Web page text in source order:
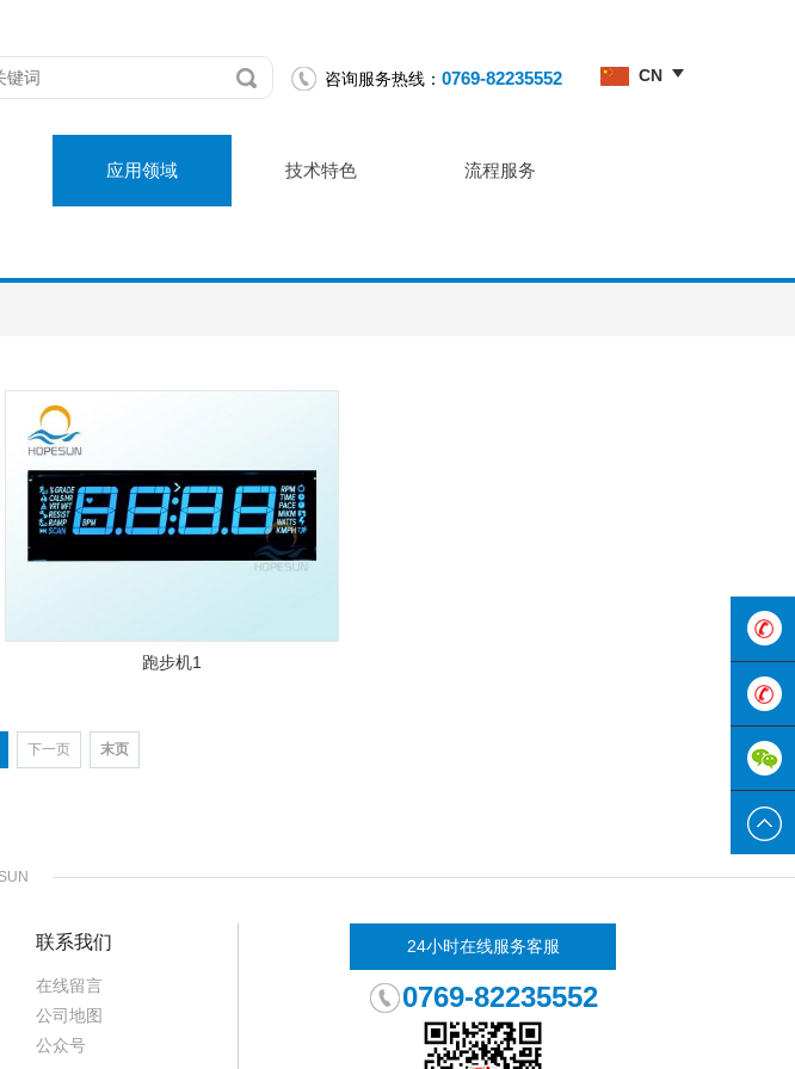
CN
咨询服务热线： 0769-82235552
应用领域 技术特色 流程服务
跑步机1
下一页 末页
联系我们
在线留言
公司地图
公众号
24小时在线服务客服
0769-82235552
180-
3333-
8555
0769-